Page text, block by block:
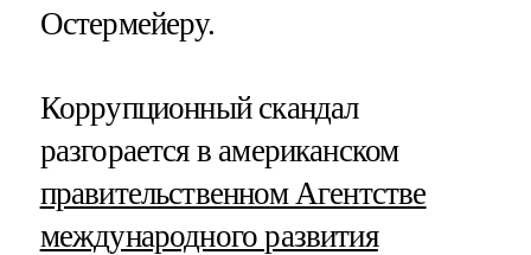
Остермейеру.
Коррупционный скандал
разгорается в американском
правительственном Агентстве
международного развития